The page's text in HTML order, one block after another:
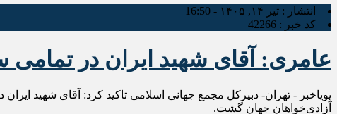
انتشار : تیر ۱۴, ۱۴۰۵ - 16:50
کد خبر : 42266
عامری: آقای شهید ایران در
پویاخبر - تهران- دبیرکل مجمع جهانی اسلامی تاکید کرد: آقای شهید
آزادی‌خواهان جهان گشت.